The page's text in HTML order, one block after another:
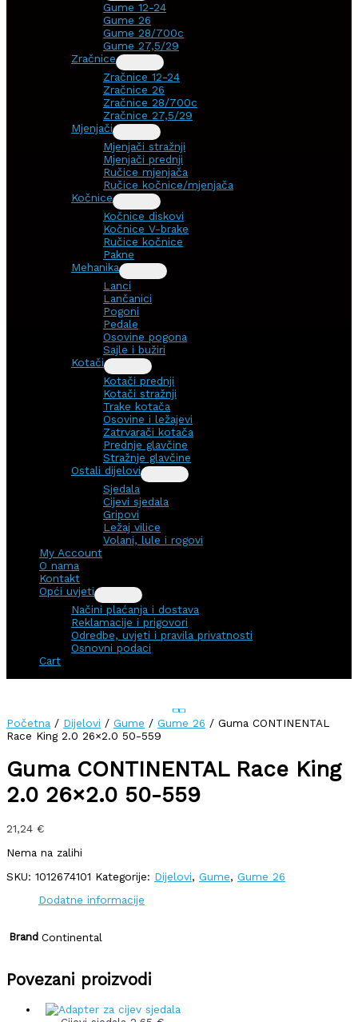
Gume 12-24
Gume 26
Gume 28/700c
Gume 27,5/29
Zračnice
Zračnice 12-24
Zračnice 26
Zračnice 28/700c
Zračnice 27,5/29
Mjenjači
Mjenjači stražnji
Mjenjači prednji
Ručice mjenjača
Ručice kočnice/mjenjača
Kočnice
Kočnice diskovi
Kočnice V-brake
Ručice kočnice
Pakne
Mehanika
Lanci
Lančanici
Pogoni
Pedale
Osovine pogona
Sajle i bužiri
Kotači
Kotači prednji
Kotači stražnji
Trake kotača
Osovine i ležajevi
Zatrvarači kotača
Prednje glavčine
Stražnje glavčine
Ostali dijelovi
Sjedala
Cijevi sjedala
Gripovi
Ležaj vilice
Volani, lule i rogovi
My Account
O nama
Kontakt
Opći uvjeti
Načini plaćanja i dostava
Reklamacije i prigovori
Odredbe, uvjeti i pravila privatnosti
Osnovni podaci
Cart
Početna / Dijelovi / Gume / Gume 26 / Guma CONTINENTAL
Race King 2.0 26×2.0 50-559
Guma CONTINENTAL Race King
2.0 26×2.0 50-559
21,24 €
Nema na zalihi
SKU: 1012674101 Kategorije: Dijelovi, Gume, Gume 26
Dodatne informacije
Brand Continental
Povezani proizvodi